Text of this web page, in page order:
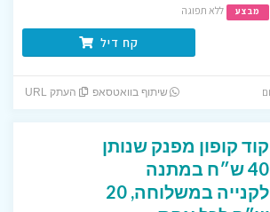
מבצע ללא תפוגה
קח דיל
שיתוף בוואטסאפ העתק URL
קוד קופון מפנק שנותן
40 ש״ח במתנה
לקנייה במשלוחה, 20